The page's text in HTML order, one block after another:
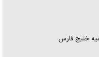
خلیج فارس